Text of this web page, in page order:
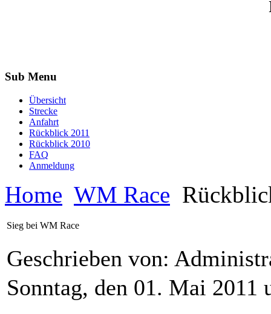
Sub Menu
Übersicht
Strecke
Anfahrt
Rückblick 2011
Rückblick 2010
FAQ
Anmeldung
Home WM Race
Sieg bei WM Race
Geschrieben von:
Sonntag, den 01. Mai 2011